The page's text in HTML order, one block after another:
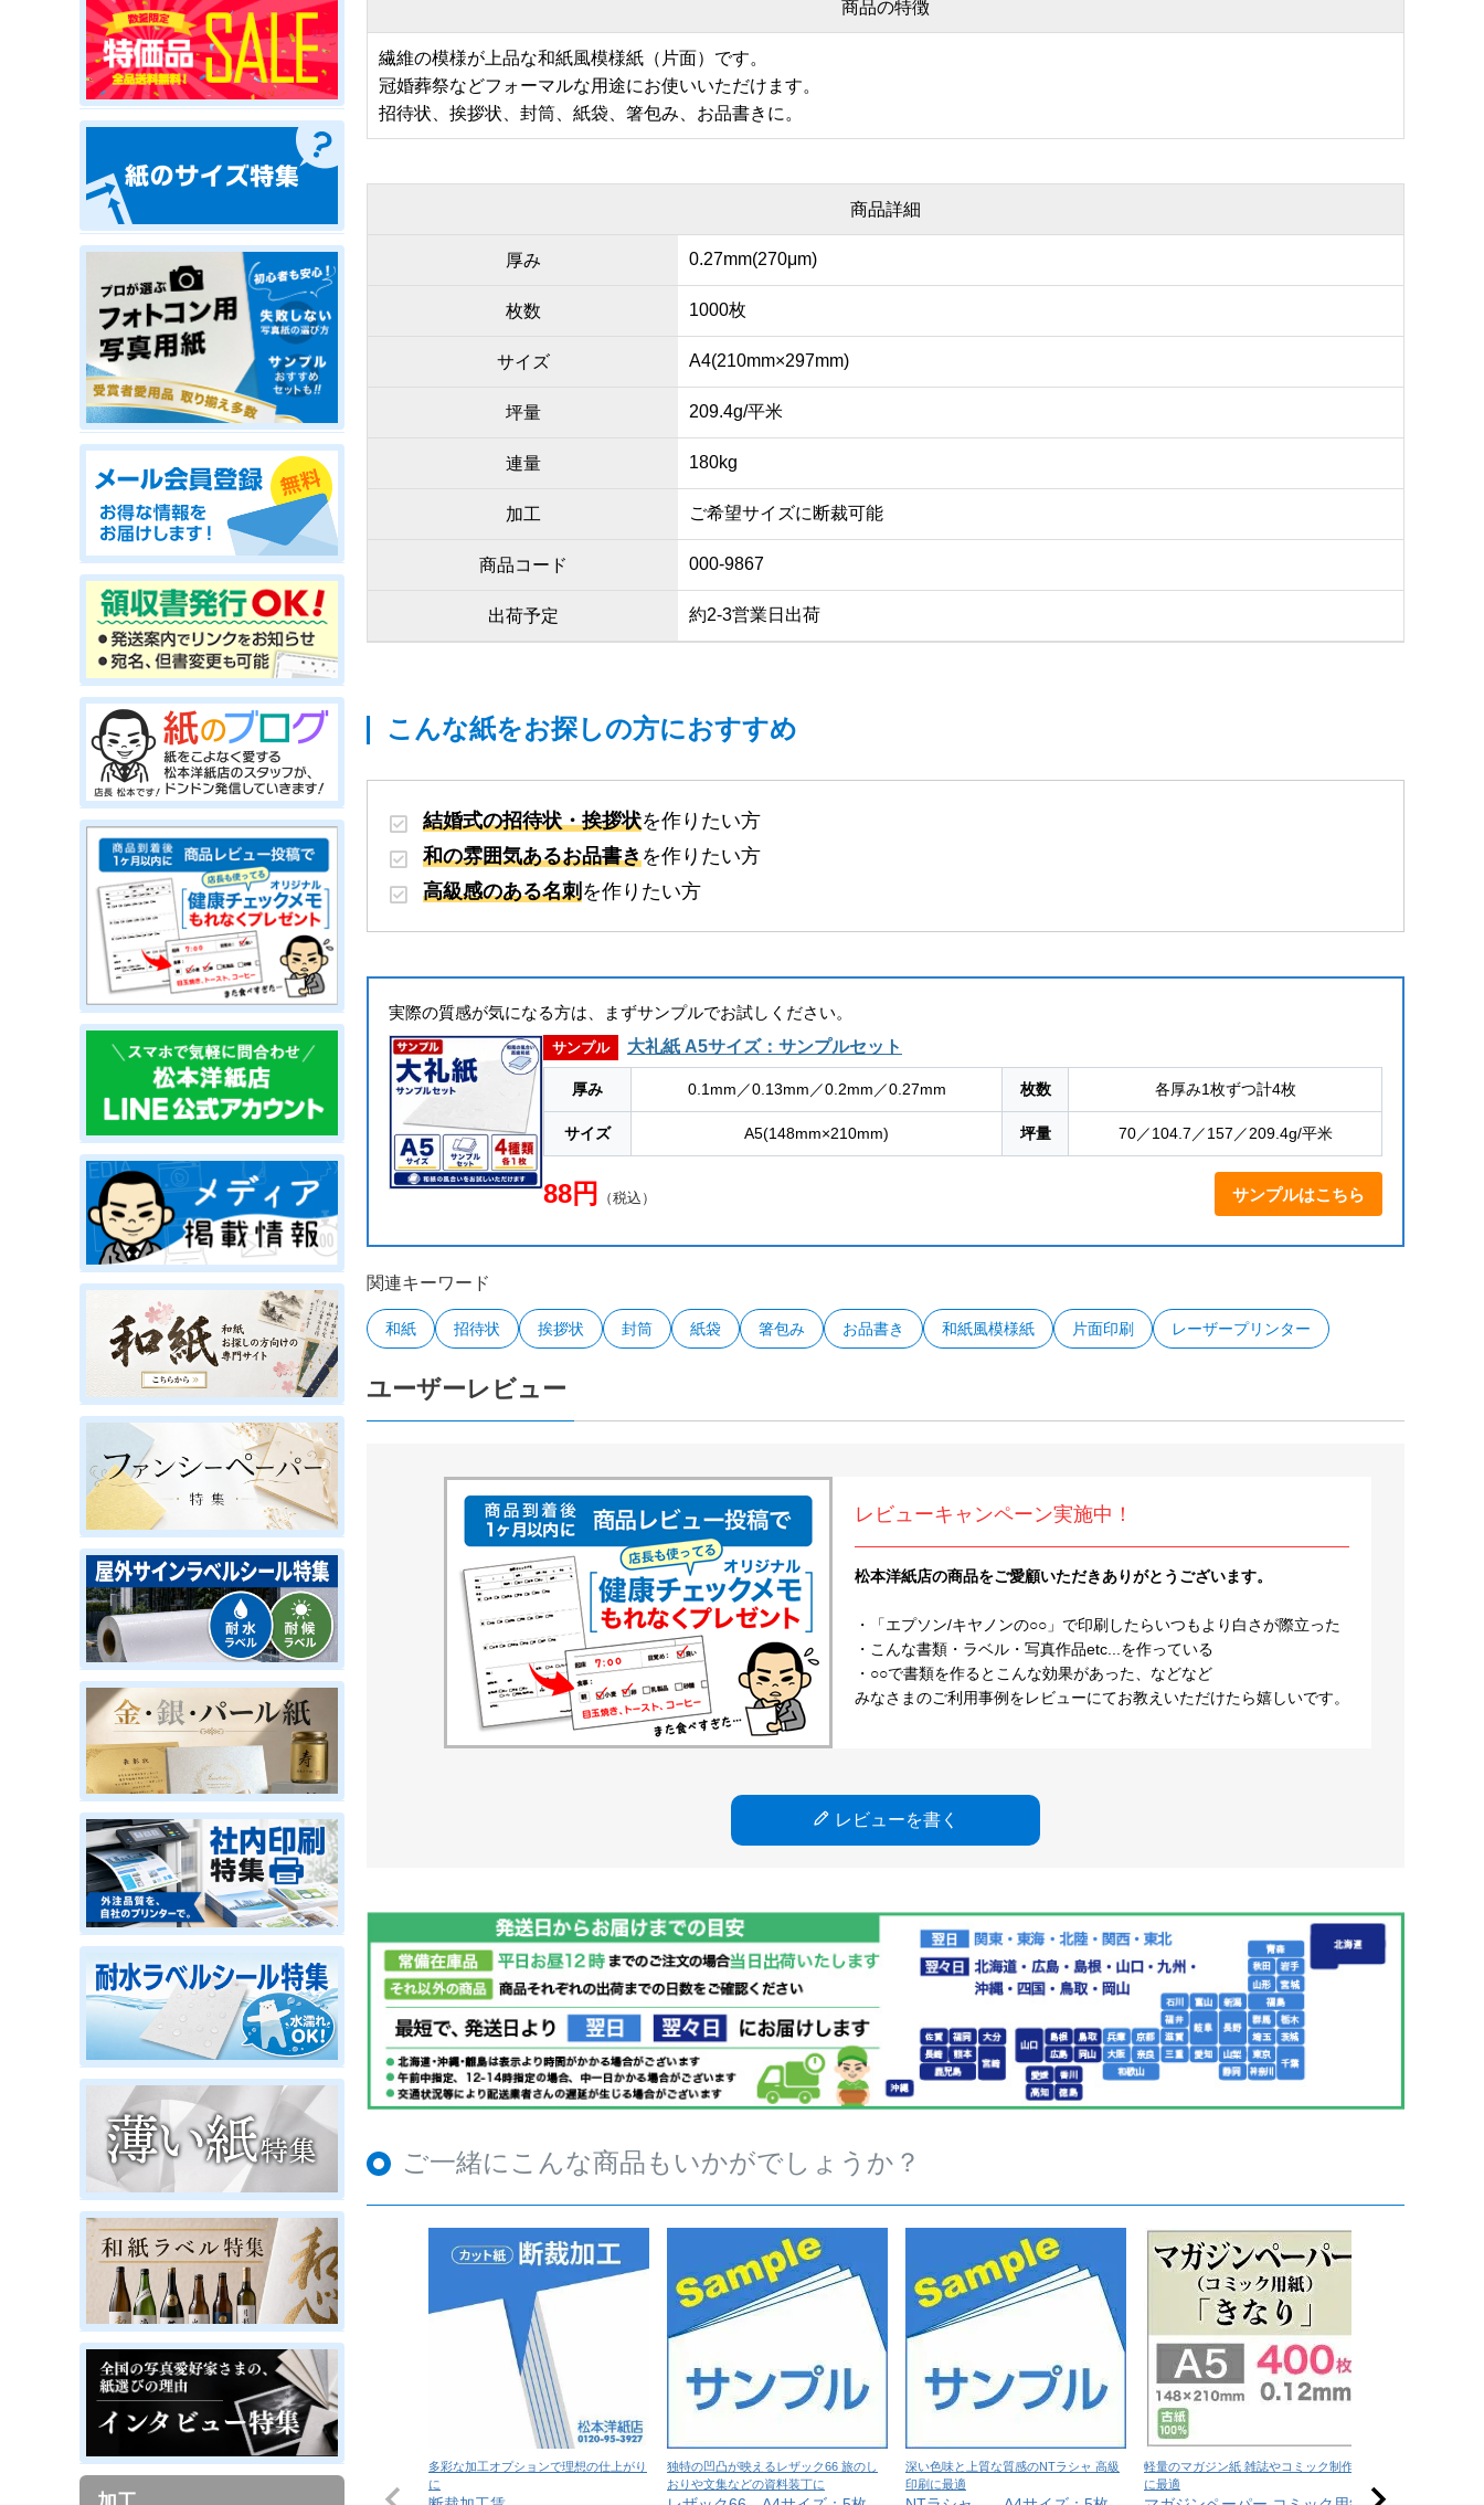
商品の特徴
繊維の模様が上品な和紙風模様紙（片面）です。
冠婚葬祭などフォーマルな用途にお使いいただけます。
招待状、挨拶状、封筒、紙袋、箸包み、お品書きに。
商品詳細
厚み 0.27mm(270μm)
枚数 1000枚
サイズ A4(210mm×297mm)
坪量 209.4g/平米
連量 180kg
加工 ご希望サイズに断裁可能
商品コード 000-9867
出荷予定 約2-3営業日出荷
こんな紙をお探しの方におすすめ
結婚式の招待状・挨拶状を作りたい方
和の雰囲気あるお品書きを作りたい方
高級感のある名刺を作りたい方
実際の質感が気になる方は、まずサンプルでお試しください。
サンプル 大礼紙 A5サイズ：サンプルセット
厚み 0.1mm／0.13mm／0.2mm／0.27mm 枚数 各厚み1枚ずつ計4枚
サイズ A5(148mm×210mm) 坪量 70／104.7／157／209.4g/平米
88円 （税込） サンプルはこちら
関連キーワード
和紙 招待状 挨拶状 封筒 紙袋 箸包み お品書き 和紙風模様紙 片面印刷 レーザープリンター
ユーザーレビュー
レビューキャンペーン実施中！
松本洋紙店の商品をご愛顧いただきありがとうございます。
・「エプソン/キヤノンの○○」で印刷したらいつもより白さが際立った
・こんな書類・ラベル・写真作品etc...を作っている
・○○で書類を作るとこんな効果があった、などなど
みなさまのご利用事例をレビューにてお教えいただけたら嬉しいです。
レビューを書く
ご一緒にこんな商品もいかがでしょうか？
多彩な加工オプションで理想の仕上がり
に
独特の凹凸が映えるレザック66 旅のし
おりや文集などの資料装丁に
深い色味と上質な質感のNTラシャ 高級
印刷に最適
軽量のマガジン紙 雑誌やコミック制作
に最適